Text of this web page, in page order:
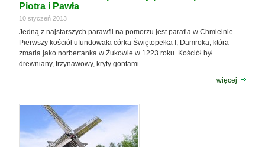
Piotra i Pawła
10 styczeń 2013
Jedną z najstarszych parawfii na pomorzu jest parafia w Chmielnie.
Pierwszy kościół ufundowała córka Świętopełka I, Damroka, która
zmarła jako norbertanka w Żukowie w 1223 roku. Kościół był
drewniany, trzynawowy, kryty gontami.
więcej